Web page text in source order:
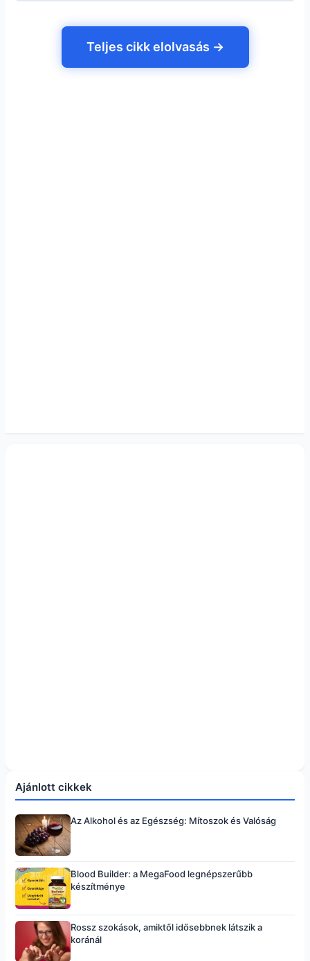
Teljes cikk elolvasás →
Ajánlott cikkek
Az Alkohol és az Egészség: Mítoszok és Valóság
Blood Builder: a MegaFood legnépszerűbb
készítménye
Rossz szokások, amiktől idősebbnek látszik a
koránál